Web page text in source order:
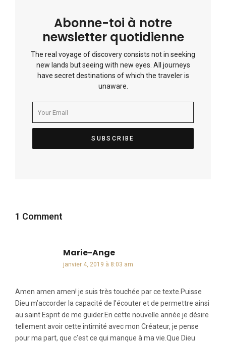
Abonne-toi à notre
newsletter quotidienne
The real voyage of discovery consists not in seeking
new lands but seeing with new eyes. All journeys
have secret destinations of which the traveler is
unaware.
1 Comment
Marie-Angedit :
janvier 4, 2019 à 8:03 am
Amen amen amen! je suis très touchée par ce texte.Puisse
Dieu m’accorder la capacité de l’écouter et de permettre ainsi
au saint Esprit de me guider.En cette nouvelle année je désire
tellement avoir cette intimité avec mon Créateur, je pense
pour ma part, que c’est ce qui manque à ma vie.Que Dieu